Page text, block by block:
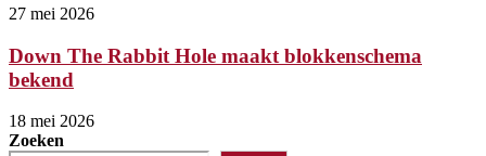
27 mei 2026
Down The Rabbit Hole maakt blokkenschema
bekend
18 mei 2026
Zoeken